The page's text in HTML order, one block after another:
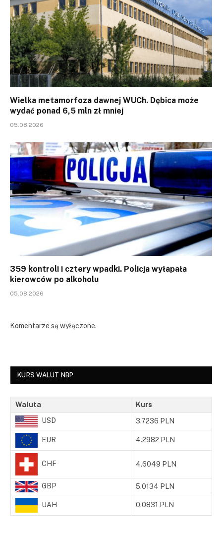
Wielka metamorfoza dawnej WUCh. Dębica może
wydać ponad 6,5 mln zł mniej
05.08.2026
359 kontroli i cztery wpadki. Policja wyłapała
kierowców po alkoholu
05.08.2026
Komentarze są wyłączone.
KURS WALUT NBP
Waluta Kurs
USD 3.7236 PLN
EUR 4.2982 PLN
CHF 4.6049 PLN
GBP 5.0134 PLN
UAH 0.0831 PLN